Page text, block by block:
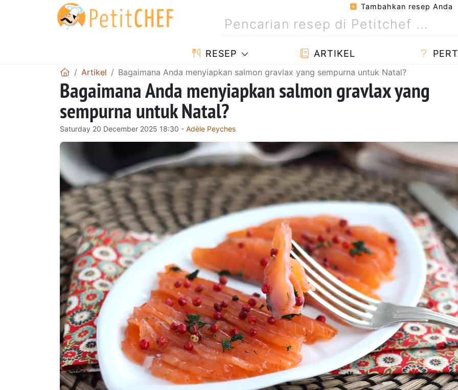
Tambahkan resep Anda
RESEP ARTIKEL
Artikel Bagaimana Anda menyiapkan salmon gravlax yang sempurna untuk Natal?
Bagaimana Anda menyiapkan salmon gravlax yang
sempurna untuk Natal?
Saturday 20 December 2025 18:30 - Adèle Peyches